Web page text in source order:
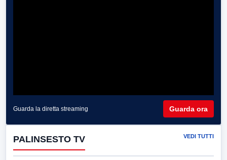
Guarda la diretta streaming Guarda ora
PALINSESTO TV VEDI TUTTI